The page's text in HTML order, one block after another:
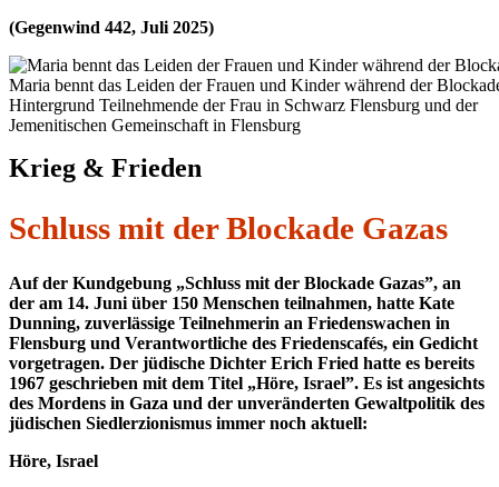
(Gegenwind 442, Juli 2025)
Maria bennt das Leiden der Frauen und Kinder während der
Hintergrund Teilnehmende der Frau in Schwarz Flensburg und der
Jemenitischen Gemeinschaft in Flensburg
Krieg & Frieden
Schluss mit der Blockade Gazas
Auf der Kundgebung „Schluss mit der Blockade Gazas”, an
der am 14. Juni über 150 Menschen teilnahmen, hatte Kate
Dunning, zuverlässige Teilnehmerin an Friedenswachen in
Flensburg und Verantwortliche des Friedenscafés, ein Gedicht
vorgetragen. Der jüdische Dichter Erich Fried hatte es bereits
1967 geschrieben mit dem Titel „Höre, Israel”. Es ist angesichts
des Mordens in Gaza und der unveränderten Gewaltpolitik des
jüdischen Siedlerzionismus immer noch aktuell:
Höre, Israel